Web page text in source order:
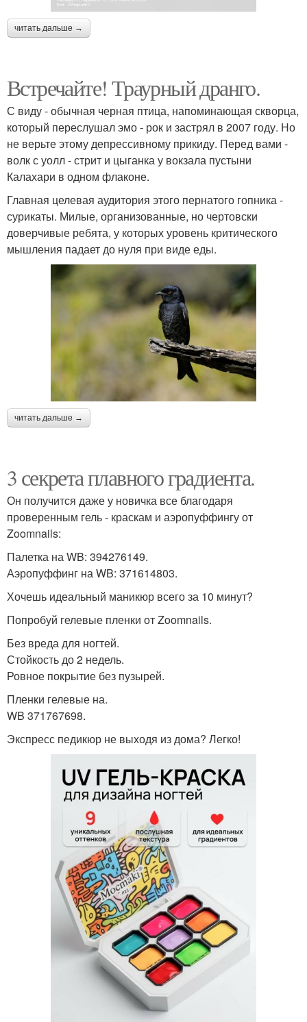
читать дальше →
Встречайте! Траурный дранго.
С виду - обычная черная птица, напоминающая скворца,
который переслушал эмо - рок и застрял в 2007 году. Но
не верьте этому депрессивному прикиду. Перед вами -
волк с уолл - стрит и цыганка у вокзала пустыни
Калахари в одном флаконе.
Главная целевая аудитория этого пернатого гопника -
сурикаты. Милые, организованные, но чертовски
доверчивые ребята, у которых уровень критического
мышления падает до нуля при виде еды.
читать дальше →
3 секрета плавного градиента.
Он получится даже у новичка все благодаря
проверенным гель - краскам и аэропуффингу от
Zoomnails:
Палетка на WB: 394276149.
Аэропуффинг на WB: 371614803.
Хочешь идеальный маникюр всего за 10 минут?
Попробуй гелевые пленки от Zoomnails.
Без вреда для ногтей.
Стойкость до 2 недель.
Ровное покрытие без пузырей.
Пленки гелевые на.
WB 371767698.
Экспресс педикюр не выходя из дома? Легко!